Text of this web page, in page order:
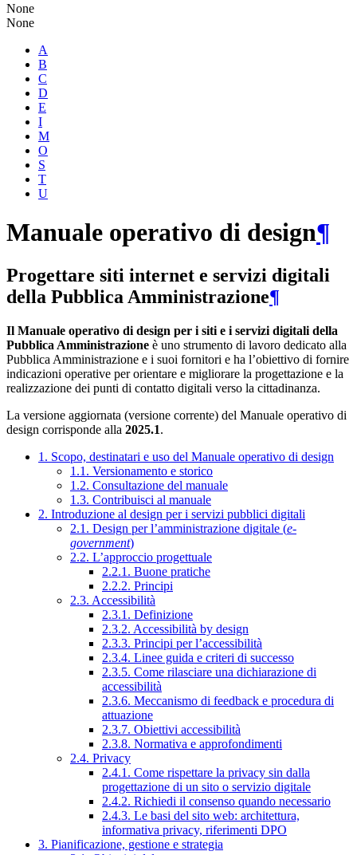
None
None
A
B
C
D
E
I
M
O
S
T
U
Manuale operativo di design¶
Progettare siti internet e servizi digitali
della Pubblica Amministrazione¶
Il Manuale operativo di design per i siti e i servizi digitali della
Pubblica Amministrazione è uno strumento di lavoro dedicato alla
Pubblica Amministrazione e i suoi fornitori e ha l’obiettivo di fornire
indicazioni operative per orientare e migliorare la progettazione e la
realizzazione dei punti di contatto digitali verso la cittadinanza.
La versione aggiornata (versione corrente) del Manuale operativo di
design corrisponde alla 2025.1.
1. Scopo, destinatari e uso del Manuale operativo di design
1.1. Versionamento e storico
1.2. Consultazione del manuale
1.3. Contribuisci al manuale
2. Introduzione al design per i servizi pubblici digitali
2.1. Design per l’amministrazione digitale (e-
government)
2.2. L’approccio progettuale
2.2.1. Buone pratiche
2.2.2. Principi
2.3. Accessibilità
2.3.1. Definizione
2.3.2. Accessibilità by design
2.3.3. Principi per l’accessibilità
2.3.4. Linee guida e criteri di successo
2.3.5. Come rilasciare una dichiarazione di
accessibilità
2.3.6. Meccanismo di feedback e procedura di
attuazione
2.3.7. Obiettivi accessibilità
2.3.8. Normativa e approfondimenti
2.4. Privacy
2.4.1. Come rispettare la privacy sin dalla
progettazione di un sito o servizio digitale
2.4.2. Richiedi il consenso quando necessario
2.4.3. Le basi del sito web: architettura,
informativa privacy, riferimenti DPO
3. Pianificazione, gestione e strategia